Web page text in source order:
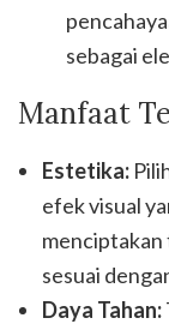
sebagai
Manfaat
Estetika:
efek visual
menciptakan
sesuai
Daya Tahan: